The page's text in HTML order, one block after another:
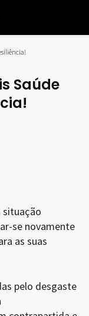
Saúde
situação
se novamente
as suas
pelo desgaste